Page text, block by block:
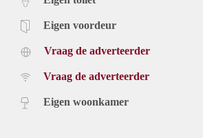
Eigen voordeur
Vraag de adverteerder
Vraag de adverteerder
Eigen woonkamer